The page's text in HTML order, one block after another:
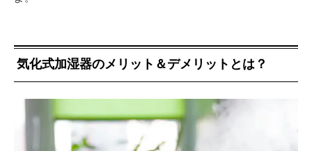
気化式加湿器のメリット＆デメリットとは？